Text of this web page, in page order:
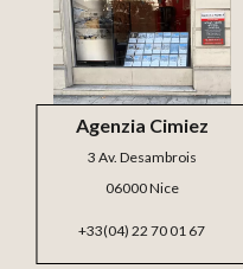
Agenzia Cimiez
3 Av. Desambrois
06000 Nice
+33(04) 22 70 01 67